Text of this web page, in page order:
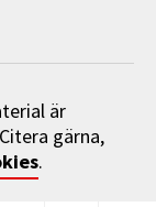
är
gärna,
.